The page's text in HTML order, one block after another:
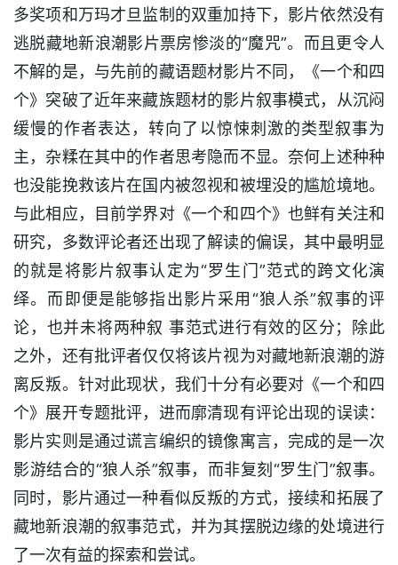
多奖项和万玛才旦监制的双重加持下，影片依然没有
逃脱藏地新浪潮影片票房惨淡的“魔咒”。而且更令人
不解的是，与先前的藏语题材影片不同，《一个和四
个》突破了近年来藏族题材的影片叙事模式，从沉闷
缓慢的作者表达，转向了以惊悚刺激的类型叙事为
主，杂糅在其中的作者思考隐而不显。奈何上述种种
也没能挽救该片在国内被忽视和被埋没的尴尬境地。
与此相应，目前学界对《一个和四个》也鲜有关注和
研究，多数评论者还出现了解读的偏误，其中最明显
的就是将影片叙事认定为“罗生门”范式的跨文化演
绎。而即便是能够指出影片采用“狼人杀”叙事的评
论，也并未将两种叙 事范式进行有效的区分；除此
之外，还有批评者仅仅将该片视为对藏地新浪潮的游
离反叛。针对此现状，我们十分有必要对《一个和四
个》展开专题批评，进而廓清现有评论出现的误读：
影片实则是通过谎言编织的镜像寓言，完成的是一次
影游结合的“狼人杀”叙事，而非复刻“罗生门”叙事。
同时，影片通过一种看似反叛的方式，接续和拓展了
藏地新浪潮的叙事范式，并为其摆脱边缘的处境进行
了一次有益的探索和尝试。